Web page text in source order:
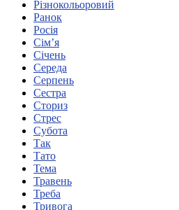
Особи
Вивчаємо жестову мову
Дитяча сторінка
Новини про жестову мову
Ресурс для вивчення
ЦУЖМ
Проєкт "Жестова мова
Про шахрайські схеми
Різнокольоровий
Ранок
Росія
Сім’я
Січень
Середа
Серпень
Сестра
Сториз
Стрес
Субота
Так
Тато
Тема
Травень
Треба
Тривога